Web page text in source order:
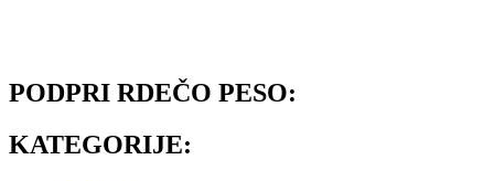
PODPRI RDEČO PESO:
KATEGORIJE: